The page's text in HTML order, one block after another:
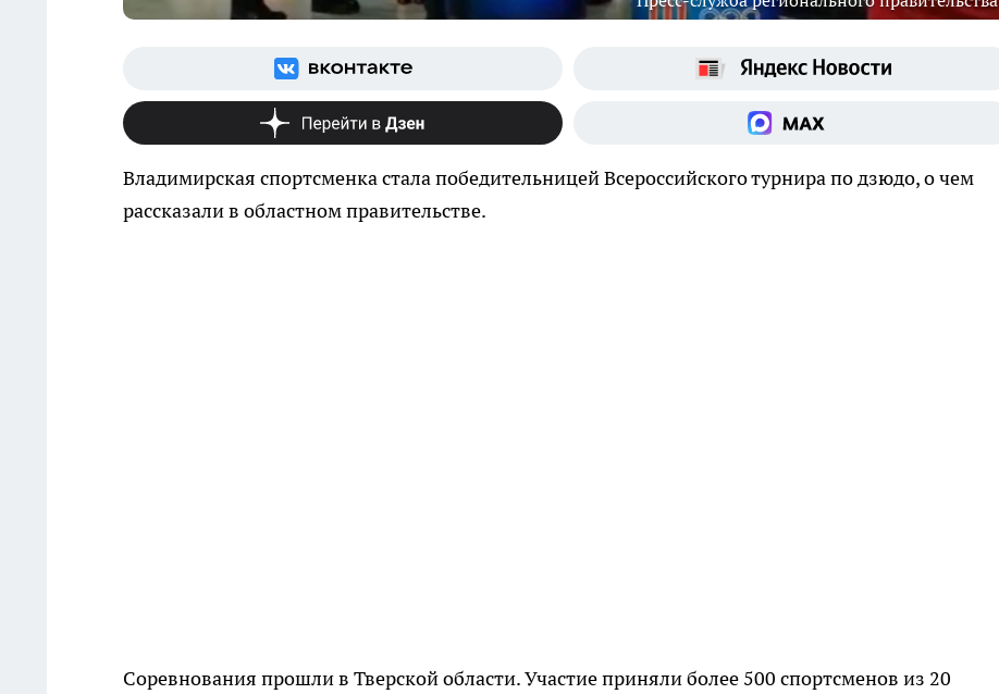
Владимирская спортсменка стала победительницей Всероссийского турнира по дзюдо, о чем
рассказали в областном правительстве.
Соревнования прошли в Тверской области. Участие приняли более 500 спортсменов из 20